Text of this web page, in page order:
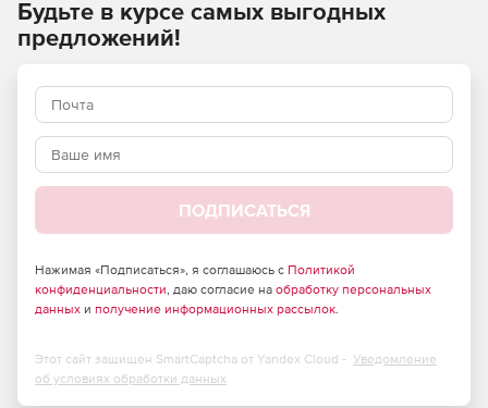
обработки и трансформации в пользовательской системе
координат исходных растровых изображений:
поддержка локальной системы координат или систем
координат в проекциях;
задание координат опорных точек в плоских
прямоугольных координатах или градусном
разграфке в СК-42 по четырем углам с указанием
номенклатуры листов;
фрагментов, по относительным (общим) точкам
Будьте в курсе самых выгодных
предложений!
ПОДПИСАТЬСЯ
Нажимая «Подписаться», я соглашаюсь с Политикой
конфиденциальности, даю согласие на обработку персональных
данных и получение информационных рассылок.
Этот сайт защищен SmartCaptcha от Yandex Cloud - Уведомление
об условиях обработки данных